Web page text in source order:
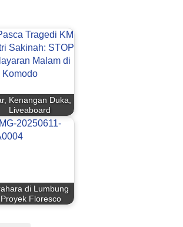
Kenangan Duka,
Liveaboard
di Lumbung
Proyek Floresco